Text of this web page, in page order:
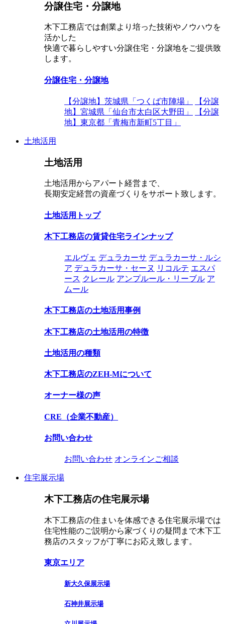
分譲住宅・分譲地
木下工務店では創業より培った技術やノウハウを
活かした
快適で暮らしやすい分譲住宅・分譲地をご提供致
します。
分譲住宅・分譲地
【分譲地】茨城県「つくば市陣場」
【分譲
地】宮城県「仙台市太白区大野田」
【分譲
地】東京都「青梅市新町5丁目」
土地活用
土地活用
土地活用からアパート経営まで、
長期安定経営の資産づくりをサポート致します。
土地活用トップ
木下工務店の賃貸住宅ラインナップ
エルヴェ デュラカーサ デュラカーサ・ルシ
ア デュラカーサ・セーヌ リコルテ エスパ
ース クレール アンプルール・リーブル ア
ムール
木下工務店の土地活用事例
木下工務店の土地活用の特徴
土地活用の種類
木下工務店のZEH-Mについて
オーナー様の声
CRE（企業不動産）
お問い合わせ
お問い合わせ オンラインご相談
住宅展示場
木下工務店の住宅展示場
木下工務店の住まいを体感できる住宅展示場では
住宅性能のご説明から家づくりの疑問まで木下工
務店のスタッフが丁寧にお応え致します。
東京エリア
新大久保展示場
石神井展示場